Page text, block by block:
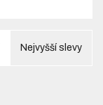
Nejvyšší slevy